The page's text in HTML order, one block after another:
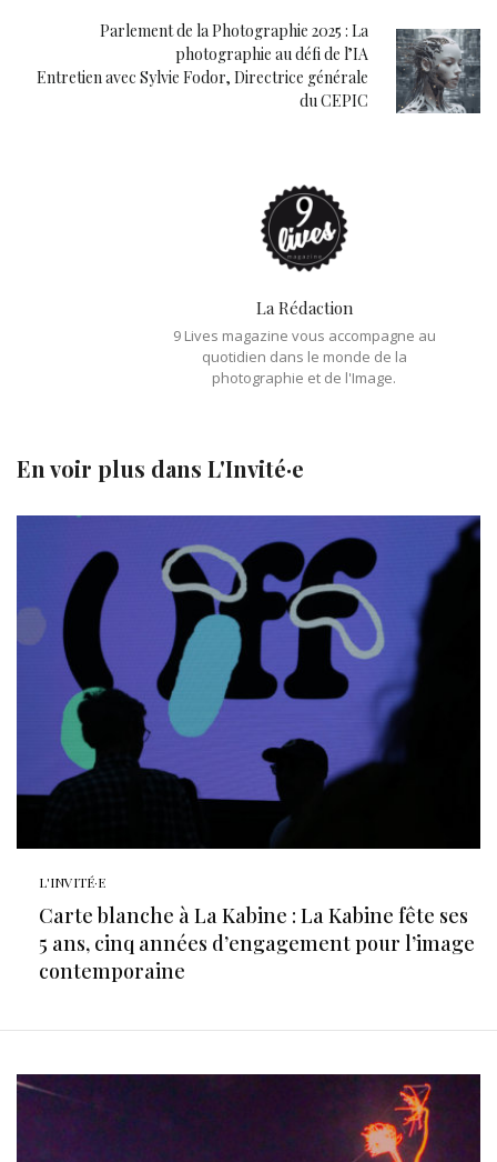
Parlement de la Photographie 2025 : La
photographie au défi de l’IA
Entretien avec Sylvie Fodor, Directrice générale
du CEPIC
La Rédaction
9 Lives magazine vous accompagne au
quotidien dans le monde de la
photographie et de l'Image.
En voir plus dans L'Invité·e
L'INVITÉ·E
Carte blanche à La Kabine : La Kabine fête ses
5 ans, cinq années d’engagement pour l’image
contemporaine